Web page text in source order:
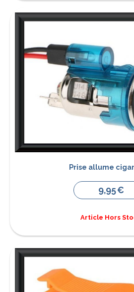
Prise allume
9,95€
Article Hors